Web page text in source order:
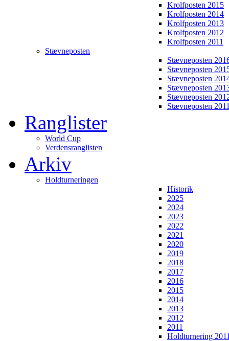
Krolfposten 2015
Krolfposten 2014
Krolfposten 2013
Krolfposten 2012
Krolfposten 2011
Stævneposten
Stævneposten
Stævneposten
Stævneposten
Stævneposten
Stævneposten
Stævneposten
Ranglister
World Cup
Verdensranglisten
Arkiv
Holdturneringen
Historik
2025
2024
2023
2022
2021
2020
2019
2018
2017
2016
2015
2014
2013
2012
2011
Holdturnering